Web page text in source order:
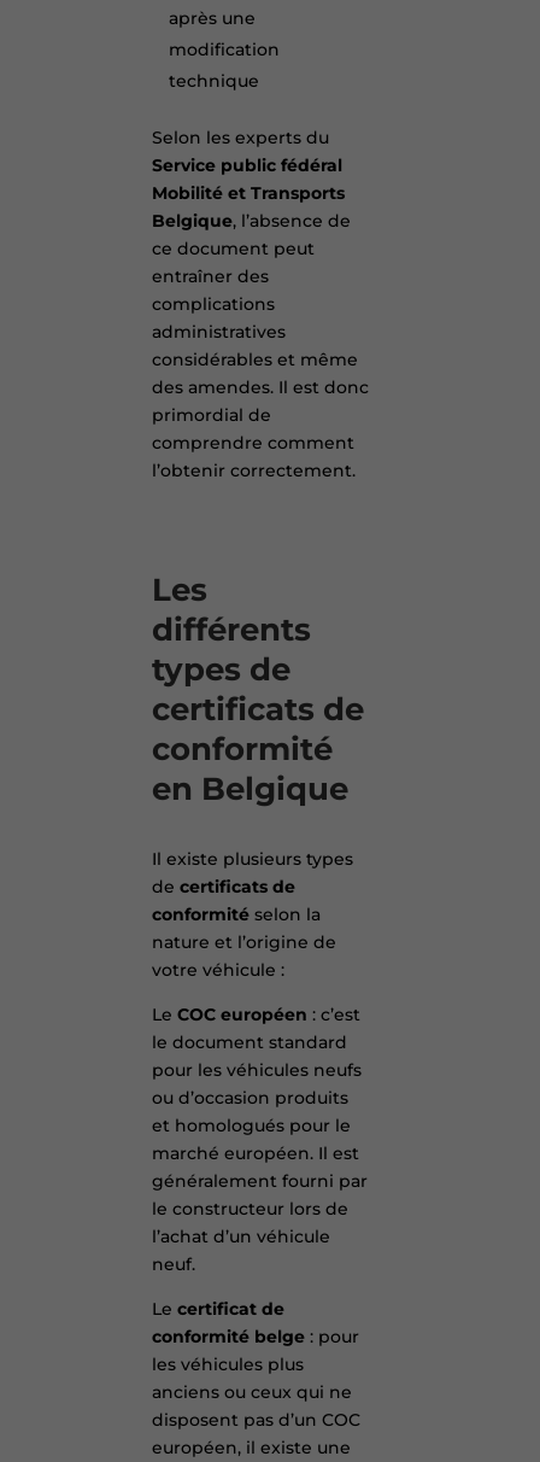
après une
modification
technique
Selon les experts du
Service public fédéral
Mobilité et Transports
Belgique, l’absence de
ce document peut
entraîner des
complications
administratives
considérables et même
des amendes. Il est donc
primordial de
comprendre comment
l’obtenir correctement.
Les
différents
types de
certificats de
conformité
en Belgique
Il existe plusieurs types
decertificats de
conformité selon la
nature et l’origine de
votre véhicule :
LeCOC européen : c’est
le document standard
pour les véhicules neufs
ou d’occasion produits
et homologués pour le
marché européen. Il est
généralement fourni par
le constructeur lors de
l’achat d’un véhicule
neuf.
Lecertificat de
conformité belge : pour
les véhicules plus
anciens ou ceux qui ne
disposent pas d’un COC
européen, il existe une